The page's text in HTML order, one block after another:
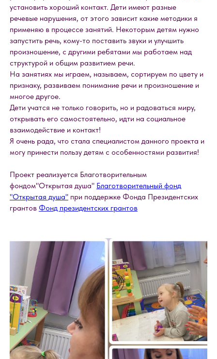
установить хороший контакт. Дети имеют разные
речевые нарушения, от этого зависит какие методики я
применяю в процессе занятий. Некоторым детям нужно
запустить речь, кому-то поставить звуки и улучшить
произношение, с другими ребятами мы работаем над
структурой и общим развитием речи.
На занятиях мы играем, называем, сортируем по цвету и
признаку, развиваем понимание речи и произношение и
многое другое.
Дети учатся не только говорить, но и радоваться миру,
открывать его самостоятельно, идти на социальное
взаимодействие и контакт!
Я очень рада, что стала специалистом данного проекта и
могу принести пользу детям с особенностями развития!
Проект реализуется Благотворительным
фондом"Открытая душа" Благотворительный фонд
"Открытая душа" при поддержке Фонда Президентских
грантов Фонд президентских грантов